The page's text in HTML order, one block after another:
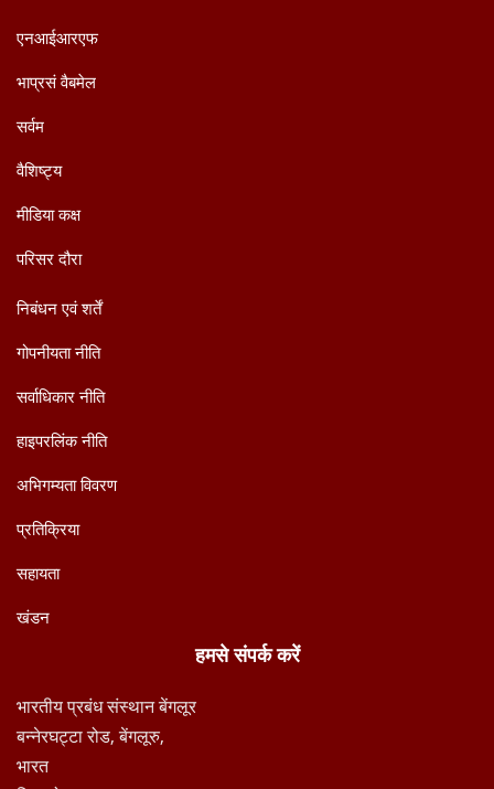
एनआईआरएफ
भाप्रसं वैबमेल
सर्वम
वैशिष्ट्य
मीडिया कक्ष
परिसर दौरा
निबंधन एवं शर्तें
गोपनीयता नीति
सर्वाधिकार नीति
हाइपरलिंक नीति
अभिगम्यता विवरण
प्रतिक्रिया
सहायता
खंडन
हमसे संपर्क करें
भारतीय प्रबंध संस्थान बेंगलूर
बन्नेरघट्टा रोड, बेंगलूरु,
भारत